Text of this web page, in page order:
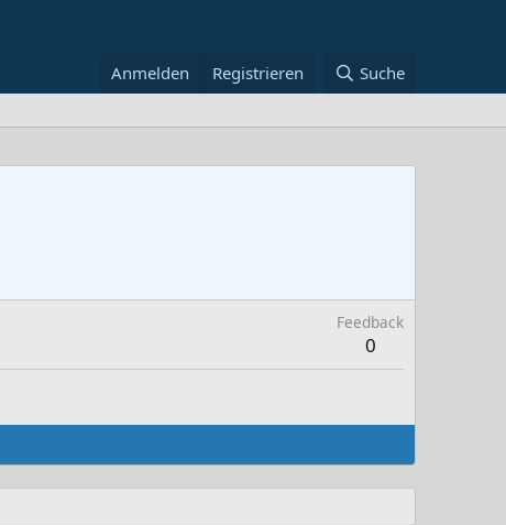
Anmelden Registrieren Suche
Feedback
0